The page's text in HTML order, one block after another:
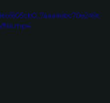
605cb0_7aaa4ebc70e249c
file.mp4